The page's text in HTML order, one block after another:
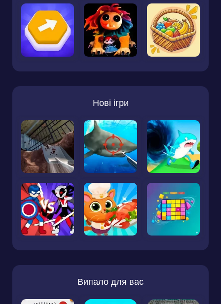
Нові ігри
Випало для вас